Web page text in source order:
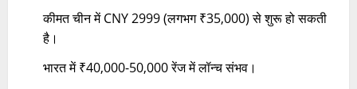
कीमत चीन में CNY 2999 (लगभग ₹35,000) से शुरू हो सकती
है।
भारत में ₹40,000-50,000 रेंज में लॉन्च संभव।